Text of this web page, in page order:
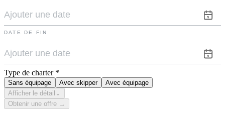
DATE DE FIN
Type de charter *
Sans équipage Avec skipper
Avec équipage
Afficher le détail ⌄
Obtenir une offre →